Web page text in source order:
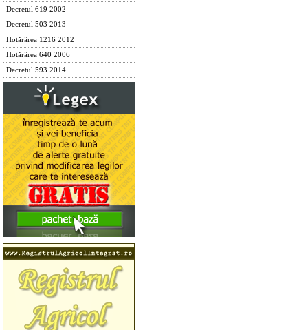
Decretul 619 2002
Decretul 503 2013
Hotărârea 1216 2012
Hotărârea 640 2006
Decretul 593 2014